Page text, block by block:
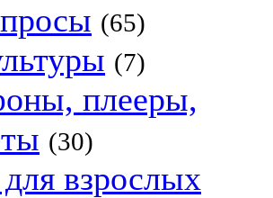
(65)
(7)
плееры,
(30)
взрослых